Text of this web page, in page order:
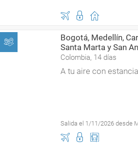
Bogotá, Medellín,
Santa Marta y San
Colombia, 14 días
A tu aire con
Salida el 1/11/2026 desde